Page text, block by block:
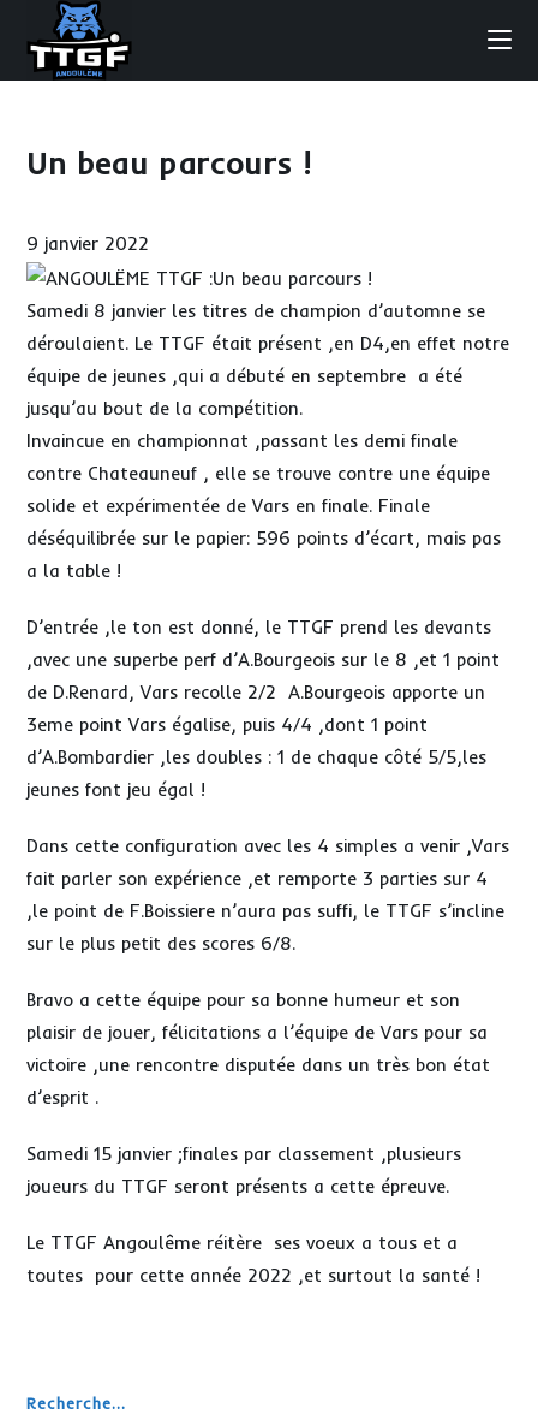
content
Un beau parcours !
9 janvier 2022
Samedi 8 janvier les titres de champion d’automne se
déroulaient. Le TTGF était présent ,en D4,en effet notre
équipe de jeunes ,qui a débuté en septembre a été
jusqu’au bout de la compétition.
Invaincue en championnat ,passant les demi finale
contre Chateauneuf , elle se trouve contre une équipe
solide et expérimentée de Vars en finale. Finale
déséquilibrée sur le papier: 596 points d’écart, mais pas
a la table !
D’entrée ,le ton est donné, le TTGF prend les devants
,avec une superbe perf d’A.Bourgeois sur le 8 ,et 1 point
de D.Renard, Vars recolle 2/2 A.Bourgeois apporte un
3eme point Vars égalise, puis 4/4 ,dont 1 point
d’A.Bombardier ,les doubles : 1 de chaque côté 5/5,les
jeunes font jeu égal !
Dans cette configuration avec les 4 simples a venir ,Vars
fait parler son expérience ,et remporte 3 parties sur 4
,le point de F.Boissiere n’aura pas suffi, le TTGF s’incline
sur le plus petit des scores 6/8.
Bravo a cette équipe pour sa bonne humeur et son
plaisir de jouer, félicitations a l’équipe de Vars pour sa
victoire ,une rencontre disputée dans un très bon état
d’esprit .
Samedi 15 janvier ;finales par classement ,plusieurs
joueurs du TTGF seront présents a cette épreuve.
Le TTGF Angoulême réitère ses voeux a tous et a
toutes pour cette année 2022 ,et surtout la santé !
Recherche...